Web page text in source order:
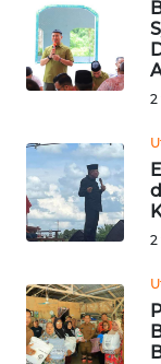
2
2
WN
SIMALUNGUN
LABUHANBATU
WN
TAPANULI
WN DELI
SERDANG